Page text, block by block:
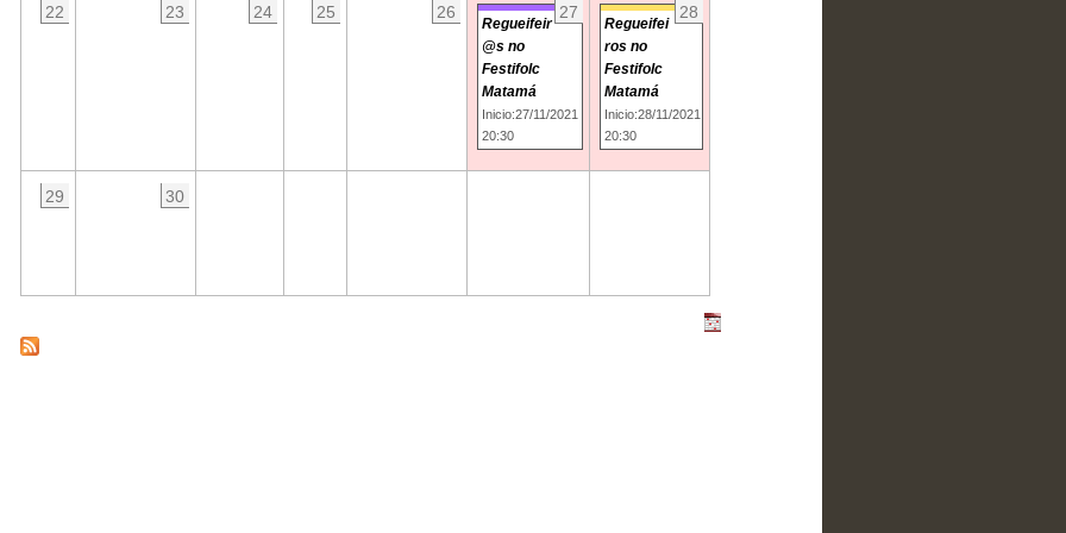
22 23 24 25 26 27
Regueifeir
@s no
Festifolc
Matamá
Inicio:27/11/2021
20:30
28
Regueifei
ros no
Festifolc
Matamá
Inicio:28/11/2021
20:30
29 30